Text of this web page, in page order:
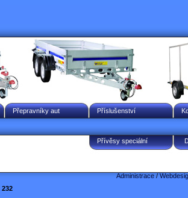
Přepravníky aut Příslušenství
Přívěsy speciální
232
Administrace/